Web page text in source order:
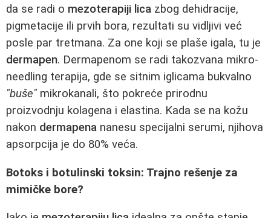
da se radi o mezoterapiji lica zbog dehidracije,
pigmetacije ili prvih bora, rezultati su vidljivi već
posle par tretmana. Za one koji se plaše igala, tu je
dermapen. Dermapenom se radi takozvana mikro-
needling terapija, gde se sitnim iglicama bukvalno
"buše" mikrokanali, što pokreće prirodnu
proizvodnju kolagena i elastina. Kada se na kožu
nakon dermapena nanesu specijalni serumi, njihova
apsorpcija je do 80% veća.
Botoks i botulinski toksin: Trajno rešenje za
mimičke bore?